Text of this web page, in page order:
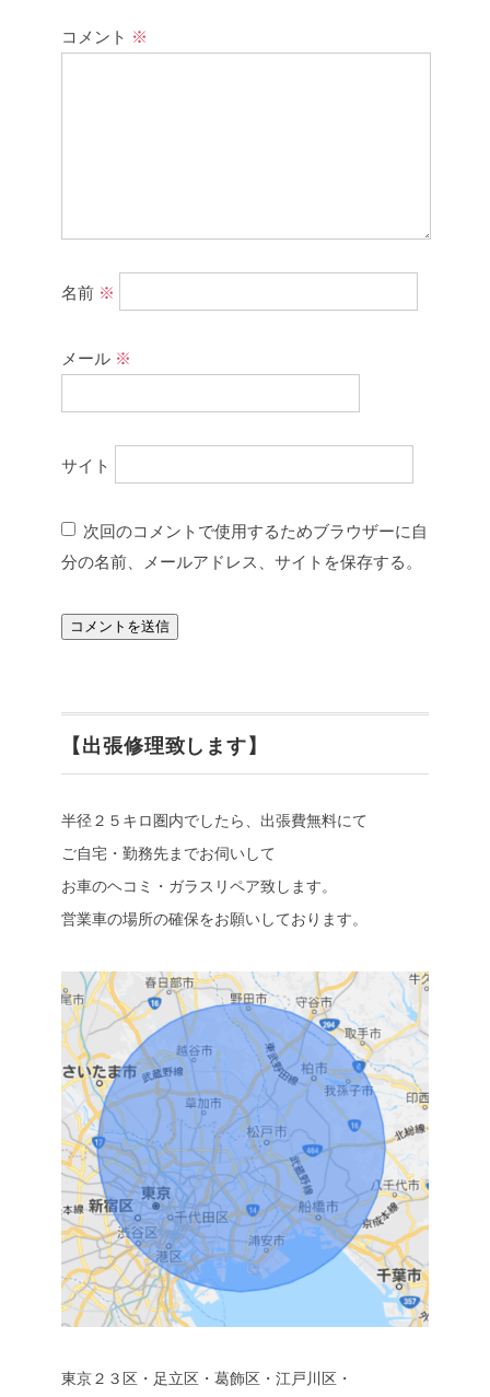
コメント ※
名前 ※
メール ※
サイト
次回のコメントで使用するためブラウザーに自
分の名前、メールアドレス、サイトを保存する。
【出張修理致します】
半径２５キロ圏内でしたら、出張費無料にて
ご自宅・勤務先までお伺いして
お車のヘコミ・ガラスリペア致します。
営業車の場所の確保をお願いしております。
東京２３区・足立区・葛飾区・江戸川区・